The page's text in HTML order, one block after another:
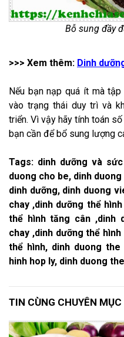
Bỗ sung đầy
>>> Xem thêm: Dinh
Nếu bạn nạp quá ít mà
vào trạng thái duy trì và
triển. Vì vậy hãy tính toán
bạn cần để bổ sung lượng
Tags: ​dinh dưỡng và
duong cho be, dinh
dinh dưỡng, dinh duong
chay ,dinh dưỡng thể
thể hình tăng cân ,dinh
chay ,dinh dưỡng thể
thể hình, dinh duong
hinh hop ly, dinh duong
TIN CÙNG CHUYÊN MỤC